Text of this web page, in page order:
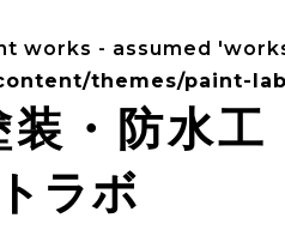
works - assumed
themes/paint-
・防水工
ラボ